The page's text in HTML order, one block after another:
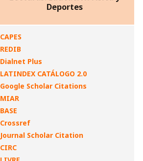
Deportes
CAPES
REDIB
Dialnet Plus
LATINDEX CATÁLOGO 2.0
Google Scholar Citations
MIAR
BASE
Crossref
Journal Scholar Citation
CIRC